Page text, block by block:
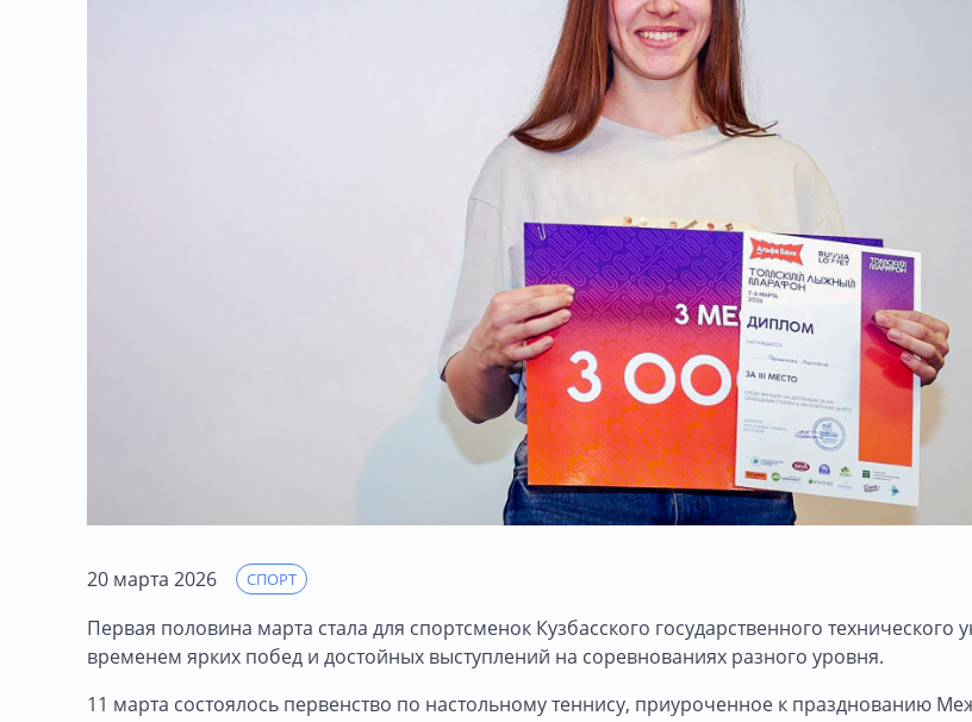
20 марта 2026 СПОРТ
Первая половина марта стала для спортсменок Кузбасского государственного технического
временем ярких побед и достойных выступлений на соревнованиях разного уровня.
11 марта состоялось первенство по настольному теннису, приуроченное к празднованию